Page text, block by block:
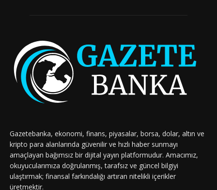
Gazetebanka, ekonomi, finans, piyasalar, borsa, dolar, altın ve
kripto para alanlarında güvenilir ve hızlı haber sunmayı
amaçlayan bağımsız bir dijital yayın platformudur. Amacımız,
okuyucularımıza doğrulanmış, tarafsız ve güncel bilgiyi
ulaştırmak; finansal farkındalığı artıran nitelikli içerikler
üretmektir.